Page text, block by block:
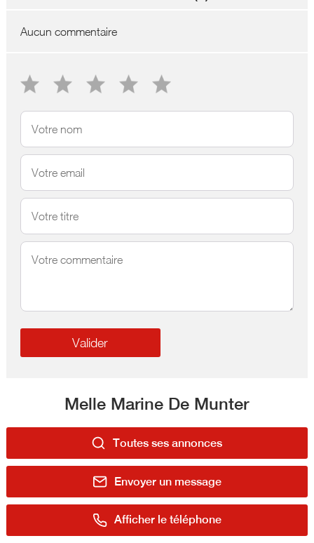
Aucun commentaire
Melle Marine De Munter
Toutes ses annonces
Envoyer un message
Afficher le téléphone